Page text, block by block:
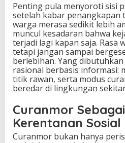
Penting pula menyoroti sisi
setelah kabar penangkapan
warga merasa sedikit lebih
muncul kesadaran bahwa
terjadi lagi kapan saja. Rasa
tetapi jangan sampai
berlebihan. Yang
rasional berbasis informasi:
titik rawan, serta modus
beredar di lingkungan
Curanmor
Kerentanan Sosial
Curanmor bukan hanya